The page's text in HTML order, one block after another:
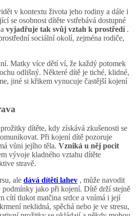
v kontextu života jeho rodiny a dále i
se osobnost dítěte vstřebává dostupné
vyjadřuje tak svůj vztah k prostředí.
sociální okolí, zejména rodiče,
Matky více dětí ví, že každý potomek
odlišný. Některé dítě je tiché, klidné,
jiné si křikem vynucuje častější kojení
dítěte, kdy získává zkušenosti se
Při kojení dítě pozoruje
vůni jejího těla. Vzniká u něj pocit
vývoje kladného vztahu dítěte
stravě.
ale dává dítěti lahev , může navodit
jako při kojení. Dítě drží stejně
cítí tlukot matčina srdce a vnímá i její
neklidná, spěchá nebo je ve stresu,